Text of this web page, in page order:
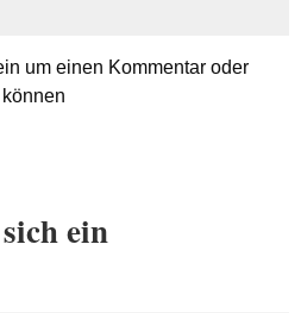
um einen Kommentar oder
ein